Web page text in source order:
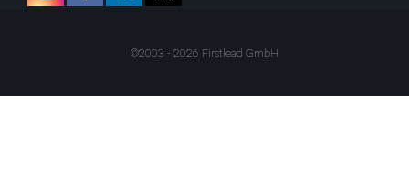
©2003 - 2026 Firstlead GmbH